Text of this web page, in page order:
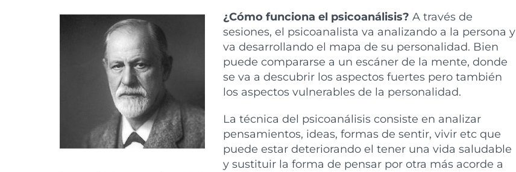
¿Cómo funciona el psicoanálisis? A través de
sesiones, el psicoanalista va analizando a la persona y
va desarrollando el mapa de su personalidad. Bien
puede compararse a un escáner de la mente, donde
se va a descubrir los aspectos fuertes pero también
los aspectos vulnerables de la personalidad.
La técnica del psicoanálisis consiste en analizar
pensamientos, ideas, formas de sentir, vivir etc que
puede estar deteriorando el tener una vida saludable
y sustituir la forma de pensar por otra más acorde a